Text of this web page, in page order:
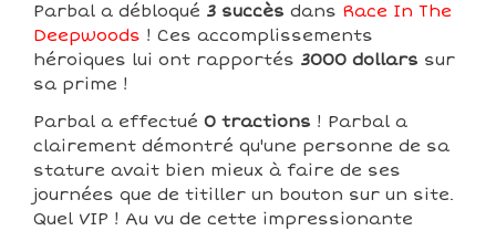
Parbal a débloqué 3 succès dans Race In The
Deepwoods ! Ces accomplissements
héroiques lui ont rapportés 3000 dollars sur
sa prime !
Parbal a effectué 0 tractions ! Parbal a
clairement démontré qu'une personne de sa
stature avait bien mieux à faire de ses
journées que de titiller un bouton sur un site.
Quel VIP ! Au vu de cette impressionante